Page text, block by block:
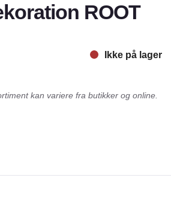
ROOT
Ikke på lager
kan variere fra butikker og online.